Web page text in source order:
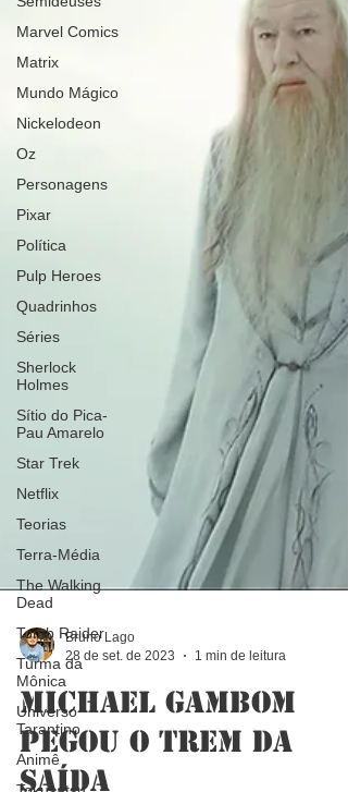
Marvel Comics
Matrix
Mundo Mágico
Nickelodeon
Oz
Personagens
Pixar
Política
Pulp Heroes
Quadrinhos
Séries
Sherlock
Holmes
Sítio do Pica-
Pau Amarelo
Star Trek
Netflix
Teorias
Terra-Média
The Walking
Dead
Tomb Raider
Turma da
Mônica
Universo
Tarantino
Animê
Bruno Lago
28 de set. de 2023
Michael Gambom